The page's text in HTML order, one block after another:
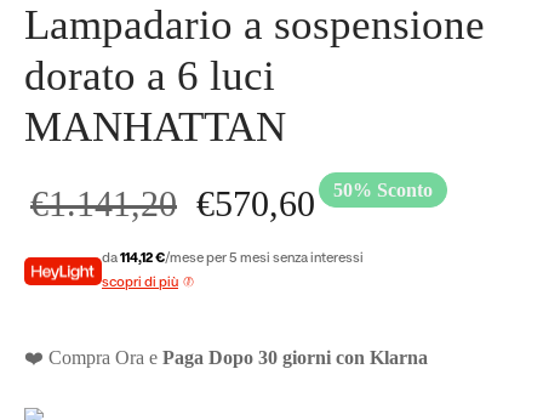
Lampadario a sospensione
dorato a 6 luci
MANHATTAN
50% Sconto
€1.141,20 Il prezzo
originale
€570,60Il prezzo
attuale
da114,12 €/mese per 5 mesi senza interessi
scopri di più
❤️ Compra Ora e Paga Dopo 30 giorni con Klarna